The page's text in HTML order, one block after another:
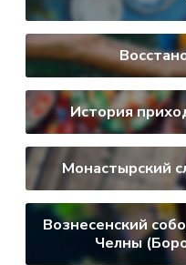
История
Монастырский
Вознесенский
Челны